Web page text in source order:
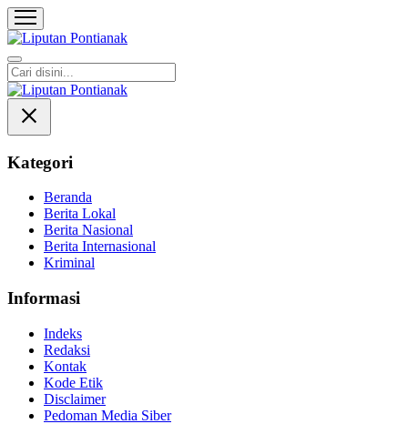
Liputan Pontianak
Berita Terkini dan TerUpdate
Kategori
Beranda
Berita Lokal
Berita Nasional
Berita Internasional
Kriminal
Informasi
Indeks
Redaksi
Kontak
Kode Etik
Disclaimer
Pedoman Media Siber